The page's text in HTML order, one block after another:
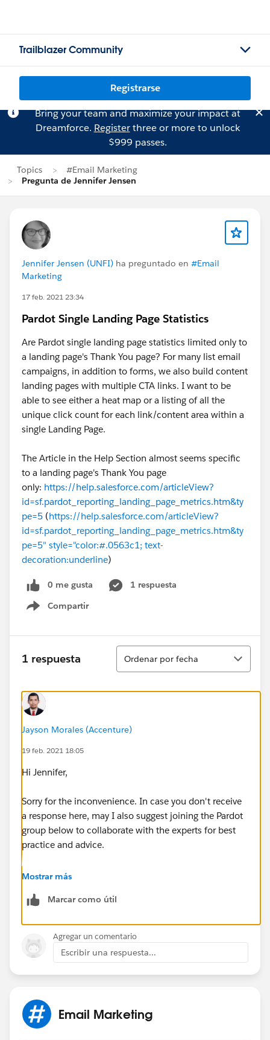
Trailblazer Community
Registrarse
Bring your team and maximize your impact at
Dreamforce. Registerthree or more to unlock
$999 passes.
Topics
#Email Marketing
Pregunta de Jennifer Jensen
Jennifer Jensen (UNFI) ha preguntado en #Email
Marketing
17 feb. 2021 23:34
Pardot Single Landing Page Statistics
Are Pardot single landing page statistics limited only to
a landing page's Thank You page? For many list email
campaigns, in addition to forms, we also build content
landing pages with multiple CTA links. I want to be
able to see either a heat map or a listing of all the
unique click count for each link/content area within a
single Landing Page.
The Article in the Help Section almost seems specific
to a landing page's Thank You page
only: https://help.salesforce.com/articleView?
id=sf.pardot_reporting_landing_page_metrics.htm&ty
pe=5 (https://help.salesforce.com/articleView?
id=sf.pardot_reporting_landing_page_metrics.htm&ty
pe=5" style="color:#.0563c1; text-
decoration:underline)
0 me gusta
1 respuesta
Compartir
Show menu
1 respuesta
Ordenar
Ordenar por fecha
Jayson Morales (Accenture)
19 feb. 2021 18:05
Hi Jennifer,
Sorry for the inconvenience. In case you don't receive
a response here, may I also suggest joining the Pardot
group below to collaborate with the experts for best
practice and advice.
https://success.salesforce.com/_ui/core/chatter/gro
Regards,
Jayson
Mostrar más
Marcar como útil
Agregar un comentario
Escribir una respuesta...
Email Marketing